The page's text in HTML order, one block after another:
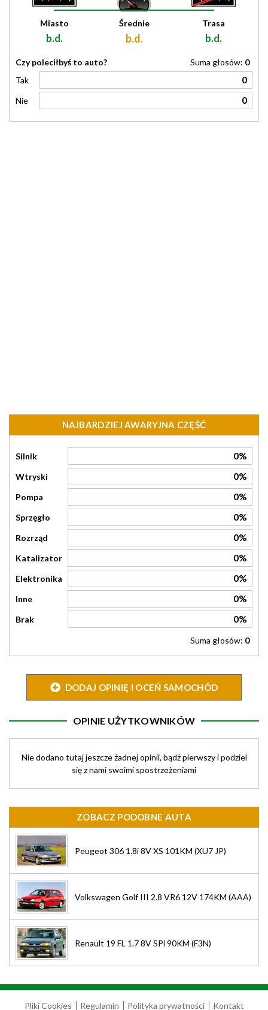
Miasto
b.d.
Średnie
b.d.
Trasa
b.d.
Czy poleciłbyś to auto? Suma głosów: 0
Tak
0
Nie 0
NAJBARDZIEJ AWARYJNA CZĘŚĆ
Silnik 0%
Wtryski 0%
Pompa 0%
Sprzęgło 0%
Rozrząd 0%
Katalizator 0%
Elektronika 0%
Inne 0%
Brak 0%
Suma głosów: 0
DODAJ OPINIĘ I OCEŃ SAMOCHÓD
OPINIE UŻYTKOWNIKÓW
Nie dodano tutaj jeszcze żadnej opinii, bądż pierwszy i podziel
się z nami swoimi spostrzeżeniami
ZOBACZ PODOBNE AUTA
Peugeot 306 1.8i 8V XS 101KM (XU7 JP)
Volkswagen Golf III 2.8 VR6 12V 174KM (AAA)
Renault 19 FL 1.7 8V SPi 90KM (F3N)
Pliki Cookies Regulamin Polityka prywatności Kontakt